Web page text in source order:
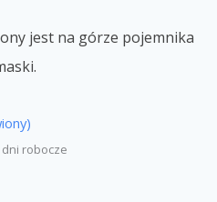
jest na górze pojemnika
dni robocze